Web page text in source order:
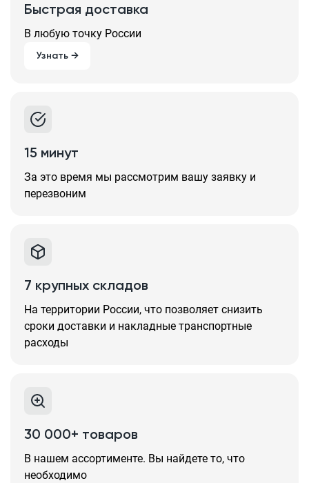
Быстрая доставка
В любую точку России
Узнать →
15 минут
За это время мы рассмотрим вашу заявку и
перезвоним
7 крупных складов
На территории России, что позволяет снизить
сроки доставки и накладные транспортные
расходы
30 000+ товаров
В нашем ассортименте. Вы найдете то, что
необходимо